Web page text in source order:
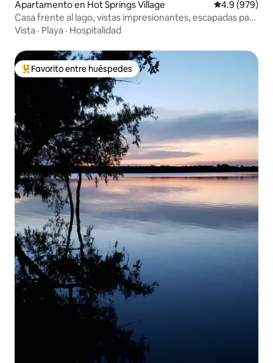
Apartamento en Hot Springs Village Calificación
4.9 (979)
Casa frente al lago, vistas impresionantes, escapadas para
parejas
Vista · Playa · Hospitalidad
Favorito entre huéspedes preferido
Favorito entre huéspedes